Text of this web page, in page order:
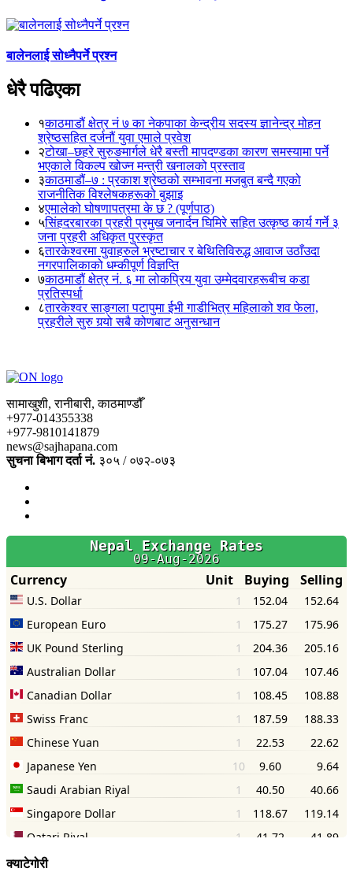
बालेनलाई सोध्नैपर्ने प्रश्न
धेरै पढिएका
१काठमाडौं क्षेत्र नं ७ का नेकपाका केन्द्रीय सदस्य ज्ञानेन्द्र मोहन
श्रेष्ठसहित दर्जनौं युवा एमाले प्रवेश
२टोखा–छहरे सुरुङमार्गले धेरै बस्ती मापदण्डका कारण समस्यामा पर्ने
भएकाले विकल्प खोज्न मन्त्री खनालको प्रस्ताव
३काठमाडौं–७ : प्रकाश श्रेष्ठको सम्भावना मजबुत बन्दै गएको
राजनीतिक विश्लेषकहरूको बुझाइ
४एमालेको घोषणापत्रमा के छ ? (पूर्णपाठ)
५सिंहदरबारका प्रहरी प्रमुख जनार्दन घिमिरे सहित उत्कृष्ठ कार्य गर्ने ३
जना प्रहरी अधिकृत पुरस्कृत
६तारकेश्वरमा युवाहरुले भ्रष्टाचार र बेथितिविरुद्ध आवाज उठाँउदा
नगरपालिकाको धम्कीपूर्ण विज्ञप्ति
७काठमाडौं क्षेत्र नं. ६ मा लोकप्रिय युवा उम्मेदवारहरूबीच कडा
प्रतिस्पर्धा
८तारकेश्वर साङ्गला पटापुमा ईभी गाडीभित्र महिलाको शव फेला,
प्रहरीले सुरु गर्‍यो सबै कोणबाट अनुसन्धान
सामाखुशी, रानीबारी, काठमाण्डौँ
+977-014355338
+977-9810141879
news@sajhapana.com
सुचना बिभाग दर्ता नं. ३०५ / ०७२-०७३
क्याटेगोरी